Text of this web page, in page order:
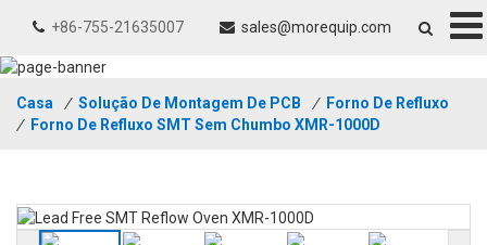
+86-755-21635007 sales@morequip.com
Casa / Solução De Montagem De PCB /
Forno De Refluxo
/
Forno De Refluxo SMT Sem Chumbo XMR-1000D